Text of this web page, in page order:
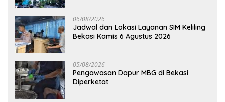
06/08/2026
Jadwal dan Lokasi Layanan SIM Keliling
Bekasi Kamis 6 Agustus 2026
05/08/2026
Pengawasan Dapur MBG di Bekasi
Diperketat